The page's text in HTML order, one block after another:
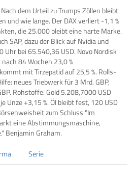
dem Urteil zu Trumps Zöllen bleibt
und wie lange. Der DAX verliert -1,1 %
die 25.000 bleibt eine harte Marke.
SAP, dazu der Blick auf Nvidia und
Uhr bei 65.540,36 USD. Novo Nordisk
84 Wochen 23,0 %
mit Tirzepatid auf 25,5 %. Rolls-
neues Triebwerk für 3 Mrd. GBP,
Rohstoffe: Gold 5.208,7000 USD
Unze +3,15 %. Öl bleibt fest, 120 USD
zum Schluss "Im
eine Abstimmungsmaschine,
Benjamin Graham.
Serie